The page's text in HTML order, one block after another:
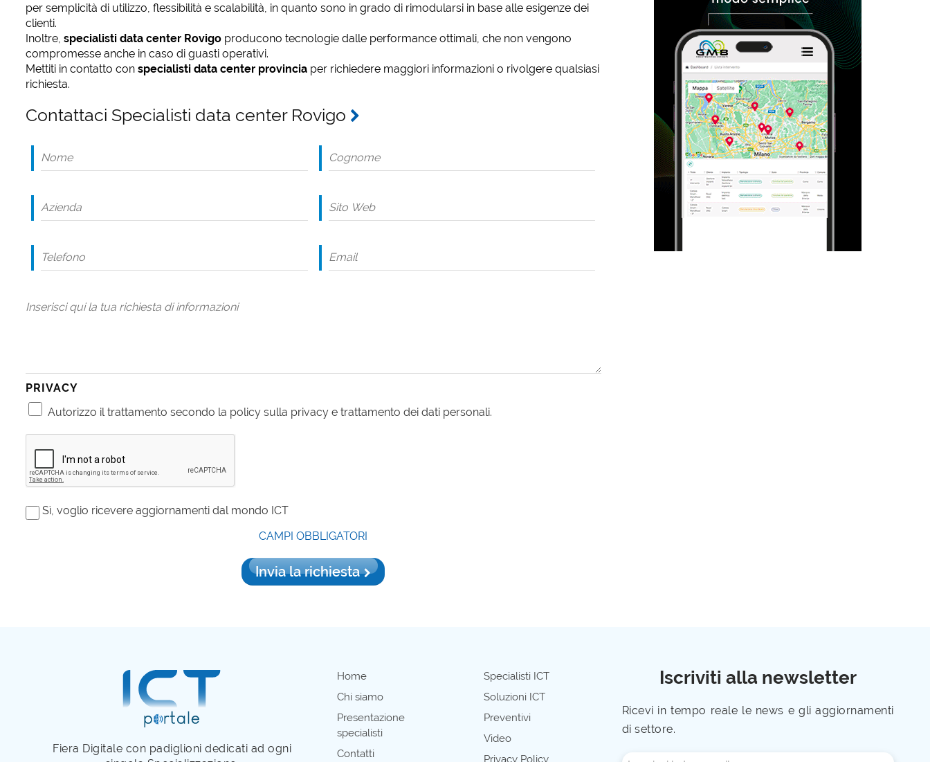
per semplicità di utilizzo, flessibilità e scalabilità, in quanto sono in grado di rimodularsi in base alle esigenze dei
clienti.
Inoltre, specialisti data center Rovigo producono tecnologie dalle performance ottimali, che non vengono
compromesse anche in caso di guasti operativi.
Mettiti in contatto con specialisti data center provincia per richiedere maggiori informazioni o rivolgere qualsiasi
richiesta.
Contattaci Specialisti data center Rovigo
PRIVACY
Autorizzo il trattamento secondo la policy sulla privacy e trattamento dei dati personali.
Sì, voglio ricevere aggiornamenti dal mondo ICT
CAMPI OBBLIGATORI
Invia la richiesta
Fiera Digitale con padiglioni dedicati ad ogni
Home
Chi siamo
Presentazione
specialisti
Contatti
Specialisti ICT
Soluzioni ICT
Preventivi
Video
Privacy Policy
Iscriviti alla newsletter
Ricevi in tempo reale le news e gli aggiornamenti
di settore.